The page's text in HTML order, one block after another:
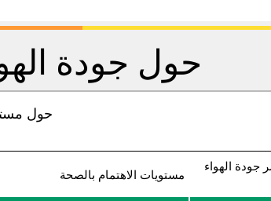
حول جودة
حول
جودة الهواء
مستويات الاهتمام بالصحة